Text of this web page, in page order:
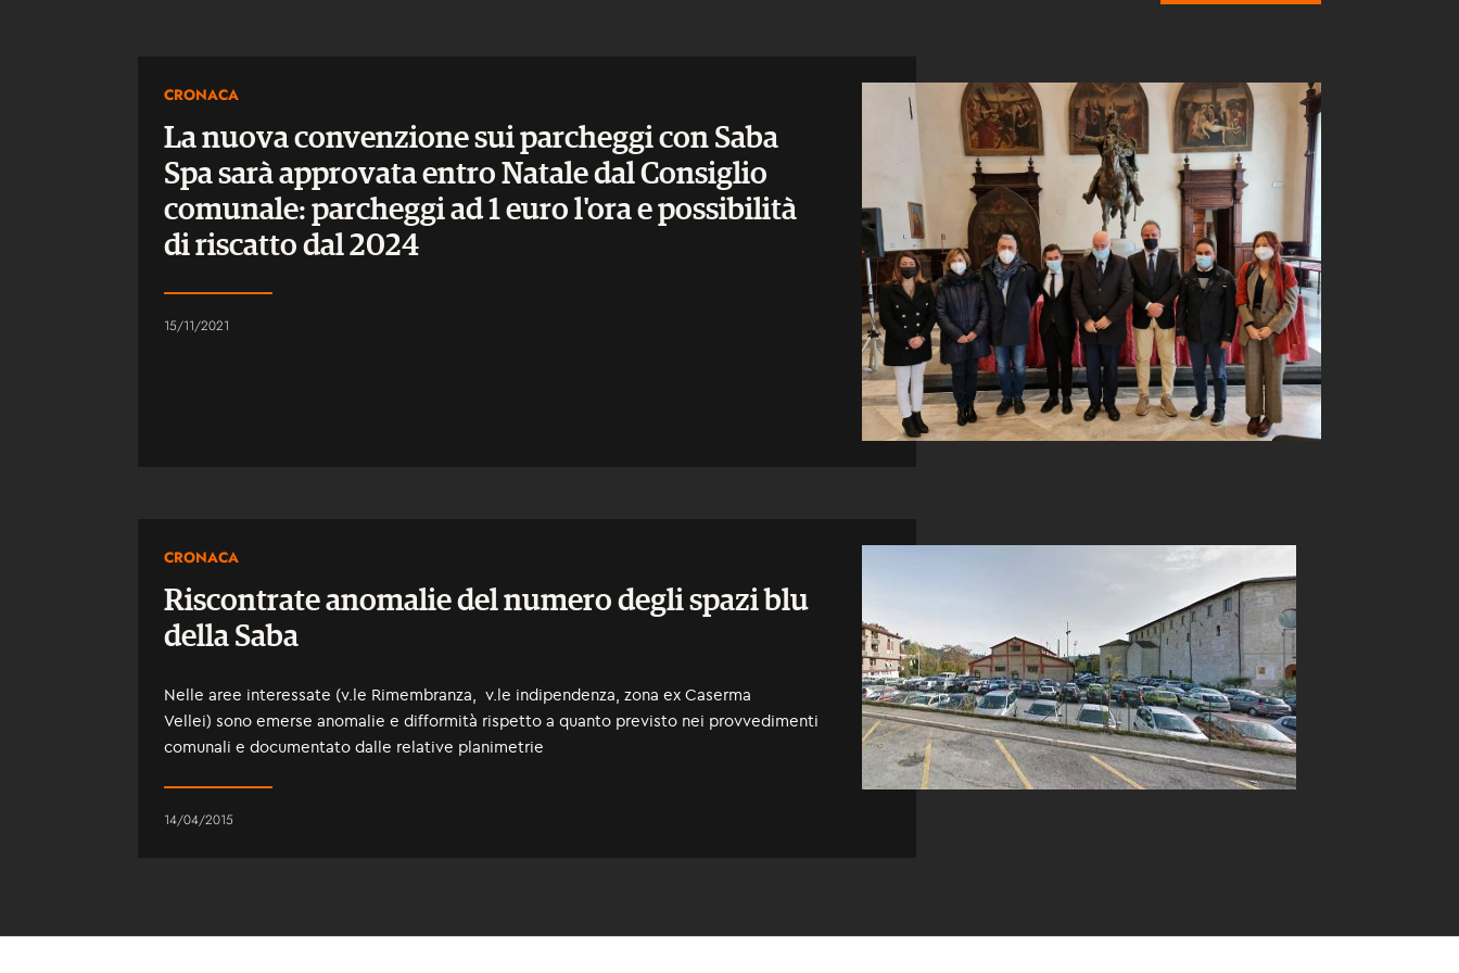
CRONACA
La nuova convenzione sui parcheggi con Saba
Spa sarà approvata entro Natale dal Consiglio
comunale: parcheggi ad 1 euro l'ora e possibilità
di riscatto dal 2024
15/11/2021
CRONACA
Riscontrate anomalie del numero degli spazi blu
della Saba
Nelle aree interessate (v.le Rimembranza, v.le indipendenza, zona ex Caserma
Vellei) sono emerse anomalie e difformità rispetto a quanto previsto nei provvedimenti
comunali e documentato dalle relative planimetrie
14/04/2015